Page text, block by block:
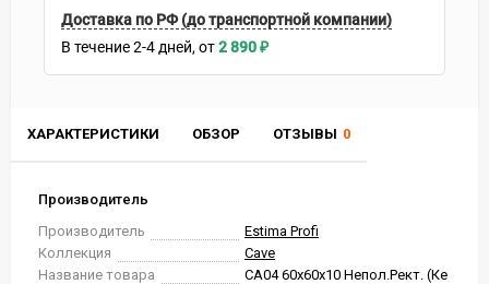
ХАРАКТЕРИСТИКИ ОБЗОР ОТЗЫВЫ 0
Производитель
Производитель
Estima Profi
Коллекция
Cave
Название товара
CA04 60x60x10 Непол.Рект. (Ке
Доставка по РФ (до транспортной компании)
В течение2-4 дней 2 890₽